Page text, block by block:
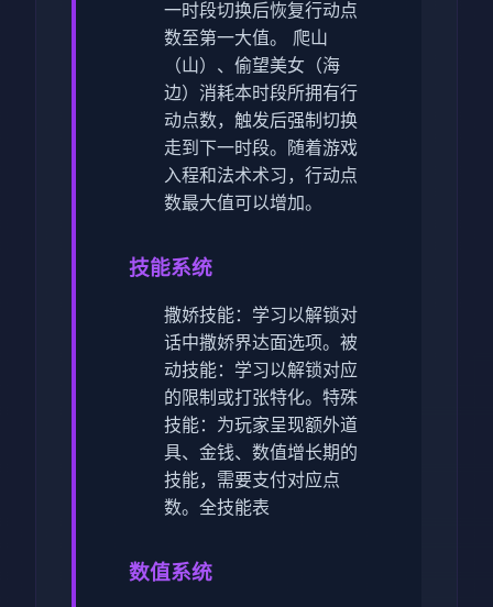
一时段切换后恢复行动点
数至第一大值。
爬山
（山）、偷望美女（海
边）消耗本时段所拥有行
动点数，触发后强制切换
走到下一时段。 随着游戏
入程和法术术习，行动点
数最大值可以增加。
技能系统
撒娇技能：学习以解锁对
话中撒娇界达面选项。 被
动技能：学习以解锁对应
的限制或打张特化。 特殊
技能：为玩家呈现额外道
具、金钱、数值增长期的
技能，需要支付对应点
数。 全技能表
数值系统